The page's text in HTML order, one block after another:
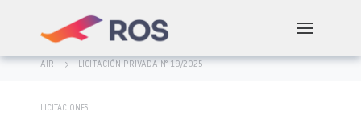
AIR LICITACIÓN PRIVADA N° 19/2025
LICITACIONES